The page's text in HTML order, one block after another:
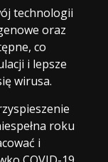
technologii
oraz
co
i lepsze
wirusa.
roku
i